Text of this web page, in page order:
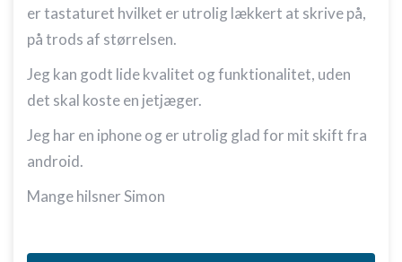
er tastaturet hvilket er utrolig lækkert at skrive på,
på trods af størrelsen.
Jeg kan godt lide kvalitet og funktionalitet, uden
det skal koste en jetjæger.
Jeg har en iphone og er utrolig glad for mit skift fra
android.
Mange hilsner Simon